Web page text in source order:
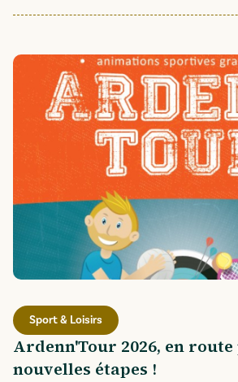
Sport & Loisirs
Ardenn'Tour 2026, en
nouvelles étapes !